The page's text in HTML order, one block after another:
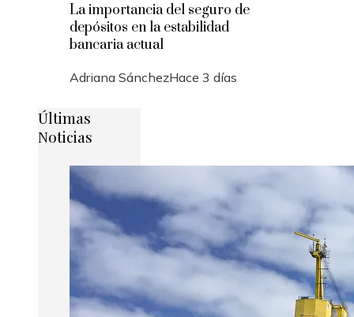
La importancia del seguro de
depósitos en la estabilidad
bancaria actual
Adriana SánchezHace 3 días
Últimas
Noticias